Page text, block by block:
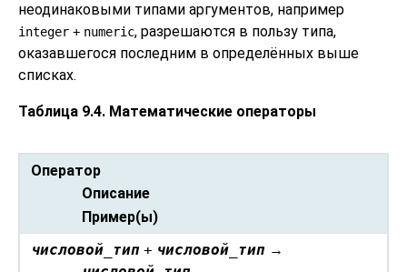
неодинаковыми типами аргументов, например
integer + numeric, разрешаются в пользу типа,
оказавшегося последним в определённых выше
списках.
Таблица 9.4. Математические операторы
Оператор
Описание
Пример(ы)
числовой_тип + числовой_тип →